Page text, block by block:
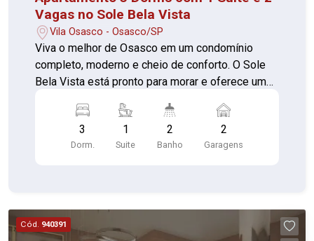
Vagas no Sole Bela Vista
Vila Osasco - Osasco/SP
Viva o melhor de Osasco em um condomínio
completo, moderno e cheio de conforto. O Sole
Bela Vista está pronto para morar e oferece uma
bem-estar e a conveniência da sua família. O
empreendimento conta com portaria 24 horas,
elevador, academia, piscina, quadra esportiva,
Vista oferece rampas de acesso, corrimãos, piso
tátil e vagas acessíveis, garantindo conforto e
3
Dorm.
1
Suite
2
Banho
2
Garagens
Cód. 940391